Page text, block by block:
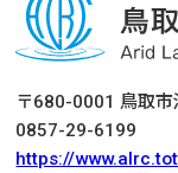
〒680-0001 鳥取
0857-29-6199
https://